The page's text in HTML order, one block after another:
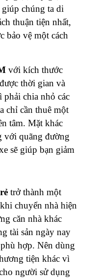
chúng ta di
thuận tiện nhất,
bảo vệ một cách
với kích thước
thời gian và
chia nhỏ các
chỉ cần thuê một
tâm. Mặt khác
với quãng đường
sẽ giúp bạn giảm
trở thành một
chuyển nhà hiện
căn nhà khác
tài sản ngày nay
hợp. Nên dùng
tiện khác vì
người sử dụng